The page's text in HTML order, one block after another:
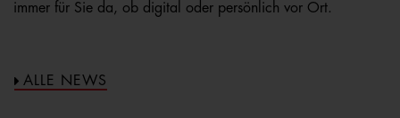
immer für Sie da, ob digital oder persönlich vor Ort.
ALLE NEWS